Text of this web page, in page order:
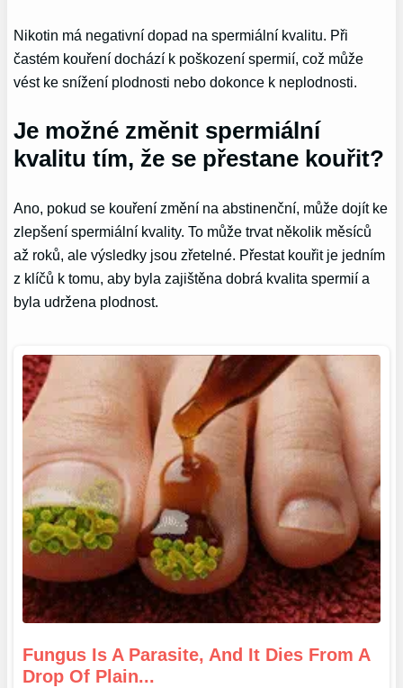
Nikotin má negativní dopad na spermiální kvalitu. Při
častém kouření dochází k poškození spermií, což může
vést ke snížení plodnosti nebo dokonce k neplodnosti.
Je možné změnit spermiální
kvalitu tím, že se přestane kouřit?
Ano, pokud se kouření změní na abstinenční, může dojít ke
zlepšení spermiální kvality. To může trvat několik měsíců
až roků, ale výsledky jsou zřetelné. Přestat kouřit je jedním
z klíčů k tomu, aby byla zajištěna dobrá kvalita spermií a
byla udržena plodnost.
Fungus Is A Parasite, And It Dies From A
Drop Of Plain...